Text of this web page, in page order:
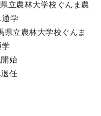
立農林大学校ぐんま農
学
立農林大学校ぐんま
始
任